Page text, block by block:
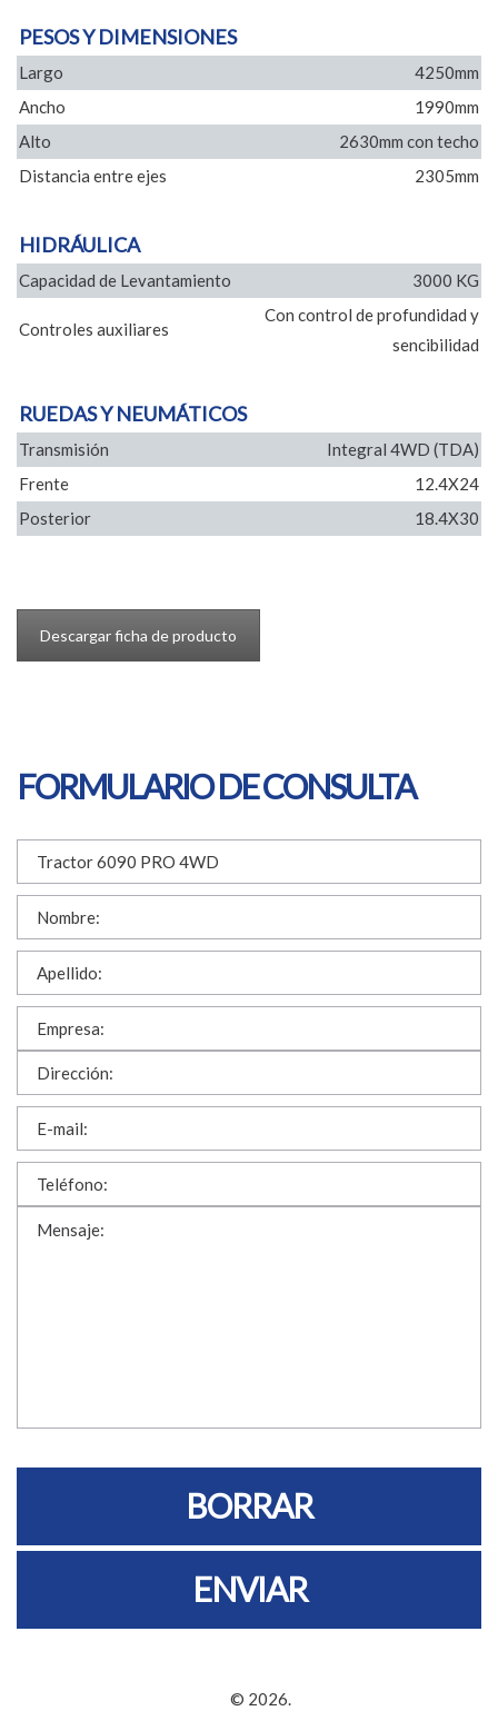
PESOS Y DIMENSIONES
Largo
4250mm
Ancho
1990mm
Alto
2630mm con techo
Distancia entre ejes
2305mm
HIDRÁULICA
Capacidad de Levantamiento 3000 KG
Controles auxiliares
Con control de profundidad y
sencibilidad
RUEDAS Y NEUMÁTICOS
Transmisión
Integral 4WD (TDA)
Frente
12.4X24
Posterior
18.4X30
Descargar ficha de producto
FORMULARIO DE CONSULTA
© 2026.